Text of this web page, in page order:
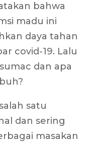
bahwa
madu ini
daya tahan
covid-19. Lalu
dan apa
satu
dan sering
masakan